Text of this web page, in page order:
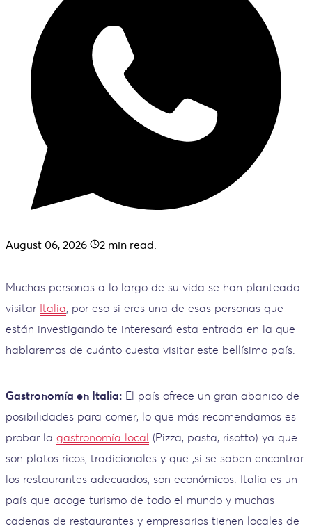
August 06, 2026 2 min read.
Muchas personas a lo largo de su vida se han planteado
visitar Italia, por eso si eres una de esas personas que
están investigando te interesará esta entrada en la que
hablaremos de cuánto cuesta visitar este bellísimo país.
Gastronomía en Italia: El país ofrece un gran abanico de
posibilidades para comer, lo que más recomendamos es
probar la gastronomía local (Pizza, pasta, risotto) ya que
son platos ricos, tradicionales y que ,si se saben encontrar
los restaurantes adecuados, son económicos. Italia es un
país que acoge turismo de todo el mundo y muchas
cadenas de restaurantes y empresarios tienen locales de